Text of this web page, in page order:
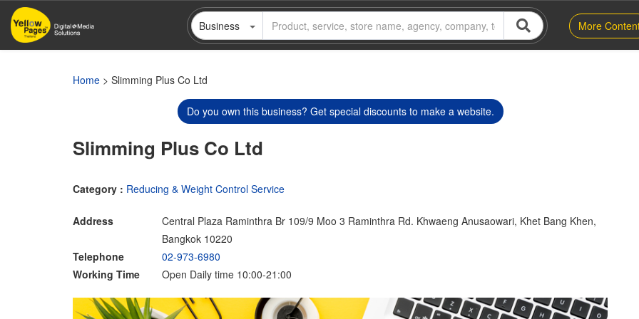
Skip
main
Business More
Home > Slimming Plus Co Ltd
Do you own this business? Get special discounts to make a website.
Slimming Plus Co Ltd
Category : Reducing & Weight Control Service
Address
Central Plaza Raminthra Br 109/9 Moo 3 Raminthra Rd. Khwaeng Anusaowari, Khet Bang Khen,
Bangkok 10220
Telephone
02-973-6980
Working Time
Open Daily time 10:00-21:00